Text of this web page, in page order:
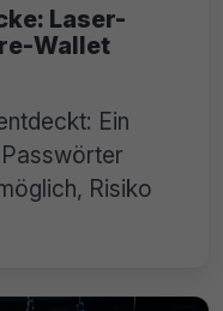
Laser-
Wallet
Ein
Risiko